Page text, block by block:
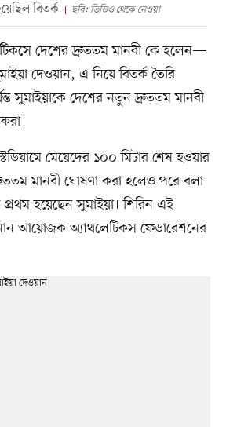
বিতর্ক
ছবি: ভিডিও থেকে নেওয়া
দেশের দ্রুততম মানবী কে হলেন—
দেওয়ান, এ নিয়ে বিতর্ক তৈরি
সুমাইয়াকে দেশের নতুন দ্রুততম মানবী
মেয়েদের ১০০ মিটার শেষ হওয়ার
মানবী ঘোষণা করা হলেও পরে বলা
হয়েছেন সুমাইয়া। শিরিন এই
আয়োজক অ্যাথলেটিকস ফেডারেশনের